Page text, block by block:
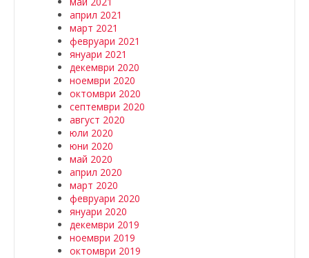
април 2021
март 2021
февруари 2021
януари 2021
декември 2020
ноември 2020
октомври 2020
септември 2020
август 2020
юли 2020
юни 2020
май 2020
април 2020
март 2020
февруари 2020
януари 2020
декември 2019
ноември 2019
октомври 2019